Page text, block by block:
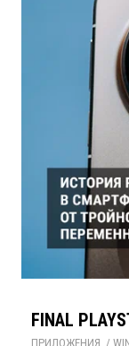
FINAL
ПРИЛОЖЕНИЯ /